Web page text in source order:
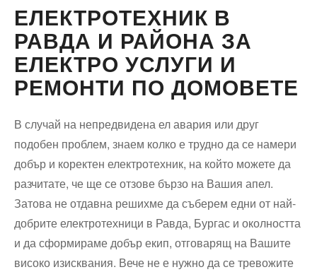
ЕЛЕКТРОТЕХНИК В
РАВДА И РАЙОНА ЗА
ЕЛЕКТРО УСЛУГИ И
РЕМОНТИ ПО ДОМОВЕТЕ
В случай на непредвидена ел авария или друг
подобен проблем, знаем колко е трудно да се намери
добър и коректен електротехник, на който можете да
разчитате, че ще се отзове бързо на Вашия апел.
Затова не отдавна решихме да съберем едни от най-
добрите електротехници в Равда, Бургас и околността
и да сформираме добър екип, отговарящ на Вашите
високо изисквания. Вече не е нужно да се тревожите